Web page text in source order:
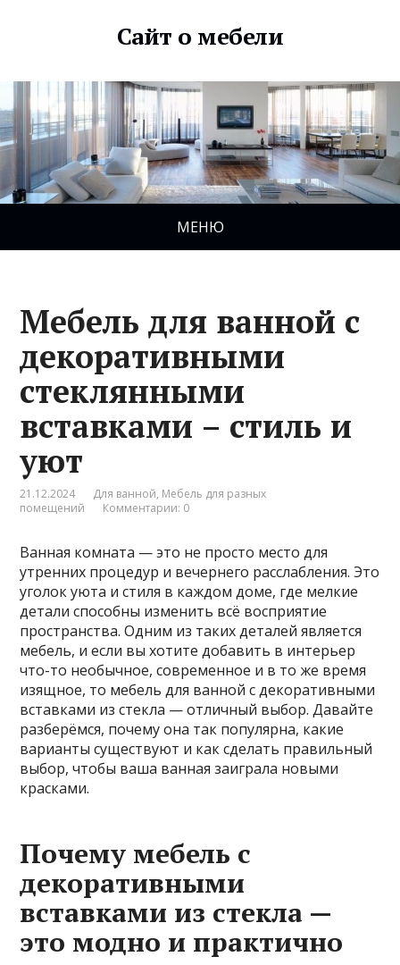
Сайт о мебели
МЕНЮ
Мебель для ванной с
декоративными
стеклянными
вставками – стиль и
уют
21.12.2024 Для ванной, Мебель для разных
помещений
Комментарии: 0
Ванная комната — это не просто место для
утренних процедур и вечернего расслабления. Это
уголок уюта и стиля в каждом доме, где мелкие
детали способны изменить всё восприятие
пространства. Одним из таких деталей является
мебель, и если вы хотите добавить в интерьер
что-то необычное, современное и в то же время
изящное, то мебель для ванной с декоративными
вставками из стекла — отличный выбор. Давайте
разберёмся, почему она так популярна, какие
варианты существуют и как сделать правильный
выбор, чтобы ваша ванная заиграла новыми
красками.
Почему мебель с
декоративными
вставками из стекла —
это модно и практично